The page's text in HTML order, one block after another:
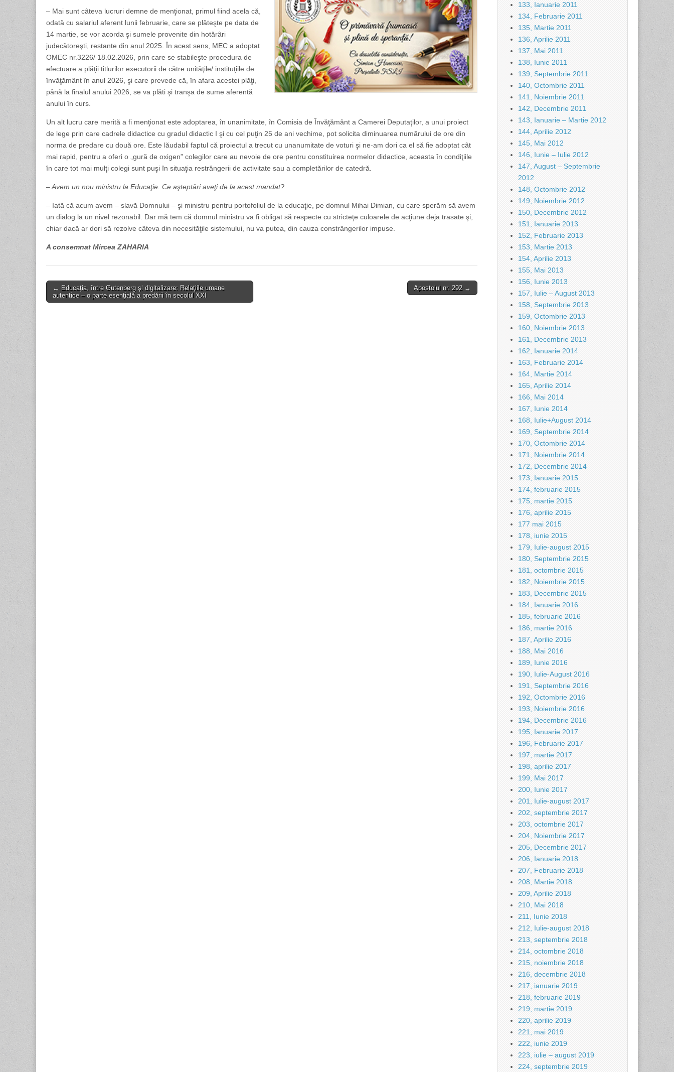
– Mai sunt câteva lucruri demne de menţionat, primul fiind acela că,
odată cu salariul aferent lunii februarie, care se plăteşte pe data de
14 martie, se vor acorda şi sumele provenite din hotărâri
judecătoreşti, restante din anul 2025. În acest sens, MEC a adoptat
OMEC nr.3226/ 18.02.2026, prin care se stabileşte procedura de
efectuare a plăţii titlurilor executorii de către unităţile/ instituţiile de
învăţământ în anul 2026, şi care prevede că, în afara acestei plăţi,
până la finalul anului 2026, se va plăti şi tranşa de sume aferentă
anului în curs.
Un alt lucru care merită a fi menţionat este adoptarea, în unanimitate, în Comisia de Învăţământ a Camerei Deputaţilor, a unui proiect
de lege prin care cadrele didactice cu gradul didactic I şi cu cel puţin 25 de ani vechime, pot solicita diminuarea numărului de ore din
norma de predare cu două ore. Este lăudabil faptul că proiectul a trecut cu unanumitate de voturi şi ne-am dori ca el să fie adoptat cât
mai rapid, pentru a oferi o „gură de oxigen” colegilor care au nevoie de ore pentru constituirea normelor didactice, aceasta în condiţiile
în care tot mai mulţi colegi sunt puşi în situaţia restrângerii de activitate sau a completărilor de catedră.
– Avem un nou ministru la Educaţie. Ce aşteptări aveţi de la acest mandat?
– Iată că acum avem – slavă Domnului – şi ministru pentru portofoliul de la educaţie, pe domnul Mihai Dimian, cu care sperăm să avem
un dialog la un nivel rezonabil. Dar mă tem că domnul ministru va fi obligat să respecte cu stricteţe culoarele de acţiune deja trasate şi,
chiar dacă ar dori să rezolve câteva din necesităţile sistemului, nu va putea, din cauza constrângerilor impuse.
A consemnat Mircea ZAHARIA
Post
navigation
← Educaţia, între Gutenberg şi digitalizare: Relaţiile umane
autentice – o parte esenţială a predării în secolul XXI
Apostolul nr. 292 →
133, Ianuarie 2011
134, Februarie 2011
135, Martie 2011
136, Aprilie 2011
137, Mai 2011
138, Iunie 2011
139, Septembrie 2011
140, Octombrie 2011
141, Noiembrie 2011
142, Decembrie 2011
143, Ianuarie – Martie 2012
144, Aprilie 2012
145, Mai 2012
146, Iunie – Iulie 2012
147, August – Septembrie
2012
148, Octombrie 2012
149, Noiembrie 2012
150, Decembrie 2012
151, Ianuarie 2013
152, Februarie 2013
153, Martie 2013
154, Aprilie 2013
155, Mai 2013
156, Iunie 2013
157, Iulie – August 2013
158, Septembrie 2013
159, Octombrie 2013
160, Noiembrie 2013
161, Decembrie 2013
162, Ianuarie 2014
163, Februarie 2014
164, Martie 2014
165, Aprilie 2014
166, Mai 2014
167, Iunie 2014
168, Iulie+August 2014
169, Septembrie 2014
170, Octombrie 2014
171, Noiembrie 2014
172, Decembrie 2014
173, Ianuarie 2015
174, februarie 2015
175, martie 2015
176, aprilie 2015
177 mai 2015
178, iunie 2015
179, Iulie-august 2015
180, Septembrie 2015
181, octombrie 2015
182, Noiembrie 2015
183, Decembrie 2015
184, Ianuarie 2016
185, februarie 2016
186, martie 2016
187, Aprilie 2016
188, Mai 2016
189, Iunie 2016
190, Iulie-August 2016
191, Septembrie 2016
192, Octombrie 2016
193, Noiembrie 2016
194, Decembrie 2016
195, Ianuarie 2017
196, Februarie 2017
197, martie 2017
198, aprilie 2017
199, Mai 2017
200, Iunie 2017
201, Iulie-august 2017
202, septembrie 2017
203, octombrie 2017
204, Noiembrie 2017
205, Decembrie 2017
206, Ianuarie 2018
207, Februarie 2018
208, Martie 2018
209, Aprilie 2018
210, Mai 2018
211, Iunie 2018
212, Iulie-august 2018
213, septembrie 2018
214, octombrie 2018
215, noiembrie 2018
216, decembrie 2018
217, ianuarie 2019
218, februarie 2019
219, martie 2019
220, aprilie 2019
221, mai 2019
222, iunie 2019
223, iulie – august 2019
224, septembrie 2019